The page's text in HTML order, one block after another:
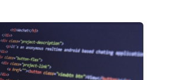
ПОЛЕЗНЫХ
ИНСТРУМЕНТОВ
ДЛЯ
РАБОТЫ